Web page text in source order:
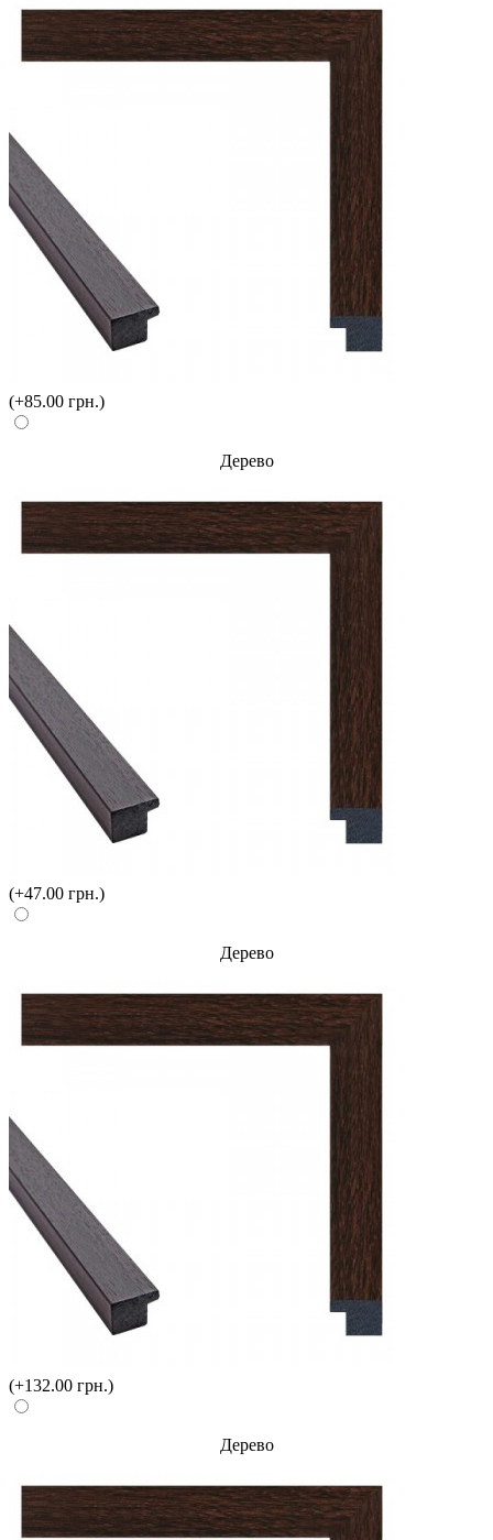
(+85.00 грн.)
Дерево
(+47.00 грн.)
Дерево
(+132.00 грн.)
Дерево